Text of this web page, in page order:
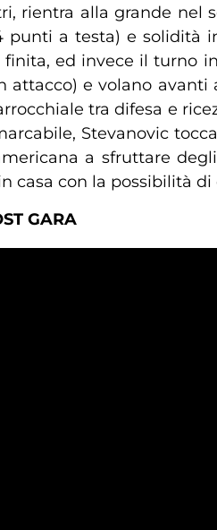
rientra alla grande nel
a testa) e solidità
finita, ed invece il turno
attacco) e volano
tra difesa e
Stevanovic
a sfruttare
casa con la possibilità di
GARA